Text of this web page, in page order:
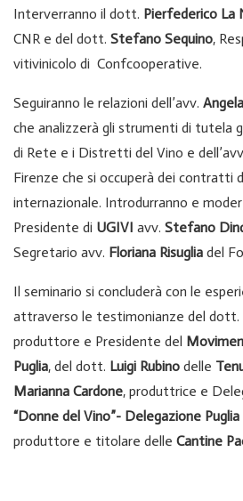
Interverranno il dott. Pierfederico
CNR e del dott. Stefano Sequino,
vitivinicolo di Confcooperative.
Seguiranno le relazioni dell’avv.
che analizzerà gli strumenti di tutela
di Rete e i Distretti del Vino e
Firenze che si occuperà dei contratti
internazionale. Introdurranno e
Presidente di UGIVI avv. Stefano
Segretario avv. Floriana Risuglia del
Il seminario si concluderà con le
attraverso le testimonianze del dott.
produttore e Presidente del
Puglia, del dott. Luigi Rubino delle
Marianna Cardone, produttrice e
“Donne del Vino”- Delegazione Puglia
produttore e titolare delle Cantine